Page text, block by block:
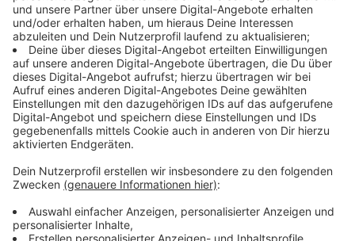
beispielsweise der Geschäftsführer der
Kreishandwerkerschaft Steinfurt-Warendorf, Tischner.
Ein Maurer im dritten Lehrjahr verdiene schon heute
1.400 Euro im Monat. Trotzdem gebe es zu wenige
Maurer-Lehrlinge. Tischner findet es wichtiger, jungen
Leuten die Zukunfts-Chancen in den Berufen zu
zeigen.
Heute (15.05.19) stimmt das Bundeskabinett über den
Gesetzentwurf von Bildungsministerin Karliczek aus
Brochterbeck ab. Er sieht vor, dass alle Azubis im
kommenden Jahr künftig mindestens 515 Euro im
Monat bekommen.